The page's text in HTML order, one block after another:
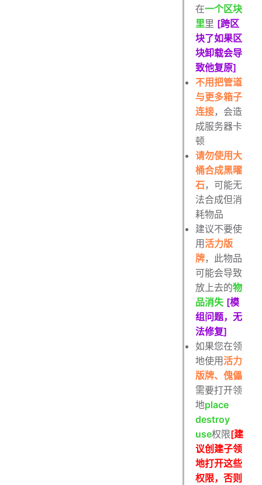
在一个区块
里里 [跨区
块了如果区
块卸载会导
致他复原]
不用把管道
与更多箱子
连接，会造
成服务器卡
顿
请勿使用大
桶合成黑曜
石，可能无
法合成但消
耗物品
建议不要使
用活力版
牌，此物品
可能会导致
放上去的物
品消失 [模
组问题，无
法修复]
如果您在领
地使用活力
版牌、傀儡
需要打开领
地place
destroy
use权限[建
议创建子领
地打开这些
权限，否则